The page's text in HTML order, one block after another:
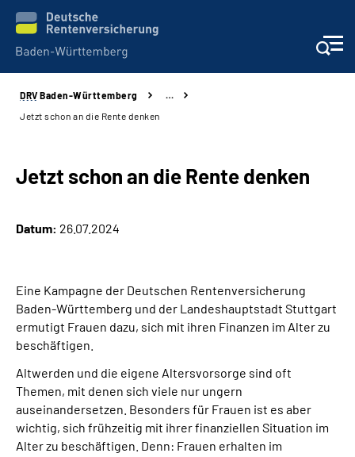
Beratung und Kontakt
Karriere
Über uns
Inhalte in Gebärdensprache (DGS)
Leichte Sprache
Suche
DRV Baden-Württemberg
…
Jetzt schon an die Rente denken
Jetzt schon an die Rente denken
Datum: 26.07.2024
Eine Kampagne der Deutschen Rentenversicherung
Baden‐Württemberg und der Landeshauptstadt Stuttgart
ermutigt Frauen dazu, sich mit ihren Finanzen im Alter zu
beschäftigen.
Altwerden und die eigene Altersvorsorge sind oft
Themen, mit denen sich viele nur ungern
auseinandersetzen. Besonders für Frauen ist es aber
wichtig, sich frühzeitig mit ihrer finanziellen Situation im
Alter zu beschäftigen. Denn: Frauen erhalten im